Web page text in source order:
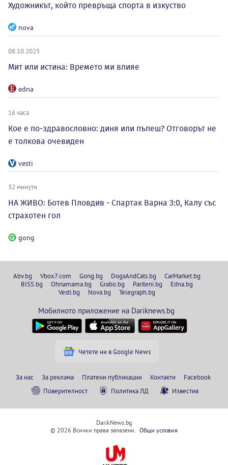
Художникът, който превръща спорта в изкуство
nova
08.10.2025
Мит или истина: Времето ми влияе
edna
16 часа
Кое е по-здравословно: диня или пъпеш? Отговорът не
е толкова очевиден
vesti
32 минути
НА ЖИВО: Ботев Пловдив - Спартак Варна 3:0, Калу със
страхотен гол
gong
Abv.bg Vbox7.com Gong.bg DogsAndCats.bg
CarMarket.bg
BISS.bg
Ohnamama.bg Grabo.bg Pariteni.bg
Edna.bg
Vesti.bg
Nova.bg Telegraph.bg
Мобилното приложение на Dariknews.bg
Четете ни в Google News
За нас За реклама Платени публикации Контакти
Facebook
Поверителност
Политика ЛД Известия
DarikNews.bg
© 2026 Всички права запазени. Общи условия